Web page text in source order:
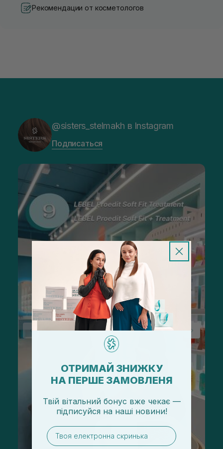
Рекомендации от косметологов
@sisters_stelmakh в Instagram
Подписаться
ОТРИМАЙ ЗНИЖКУ
НА ПЕРШЕ ЗАМОВЛЕНЯ
Твій вітальний бонус вже чекає —
підписуйся на наші новини!
email